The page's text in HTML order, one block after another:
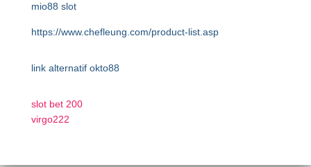
mio88 slot
https://www.chefleung.com/product-list.asp
link alternatif okto88
slot bet 200
virgo222